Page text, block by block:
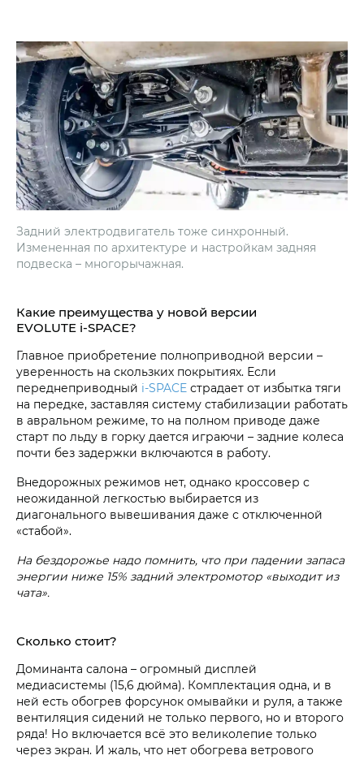
Задний электродвигатель тоже синхронный.
Измененная по архитектуре и настройкам задняя
подвеска – многорычажная.
Какие преимущества у новой версии
EVOLUTE i‑SPACE?
Главное приобретение полноприводной версии –
уверенность на скользких покрытиях. Если
переднеприводный i‑SPACE страдает от избытка тяги
на передке, заставляя систему стабилизации работать
в авральном режиме, то на полном приводе даже
старт по льду в горку дается играючи – задние колеса
почти без задержки включаются в работу.
Внедорожных режимов нет, однако кроссовер с
неожиданной легкостью выбирается из
диагонального вывешивания даже с отключенной
«стабой».
На бездорожье надо помнить, что при падении запаса
энергии ниже 15% задний электромотор «выходит из
чата».
Сколько стоит?
Доминанта салона – огромный дисплей
медиасистемы (15,6 дюйма). Комплектация одна, и в
ней есть обогрев форсунок омывайки и руля, а также
вентиляция сидений не только первого, но и второго
ряда! Но включается всё это великолепие только
через экран. И жаль, что нет обогрева ветрового